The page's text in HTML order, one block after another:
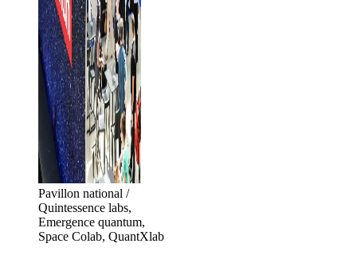
Pavillon national /
Quintessence labs,
Emergence quantum,
Space Colab, QuantXlab